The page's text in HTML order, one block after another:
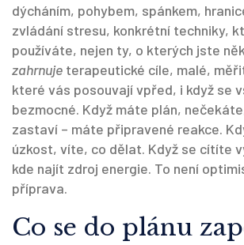
dýcháním, pohybem, spánkem,
zvládání stresu, konkrétní techniky,
používáte, nejen ty, o kterých jste
zahrnuje terapeutické cíle, malé,
které vás posouvají vpřed, i když se
bezmocné. Když máte plán,
zastaví – máte připravené reakce.
úzkost, víte, co dělat. Když se cítíte
kde najít zdroj energie. To není
příprava.
Co se do plánu